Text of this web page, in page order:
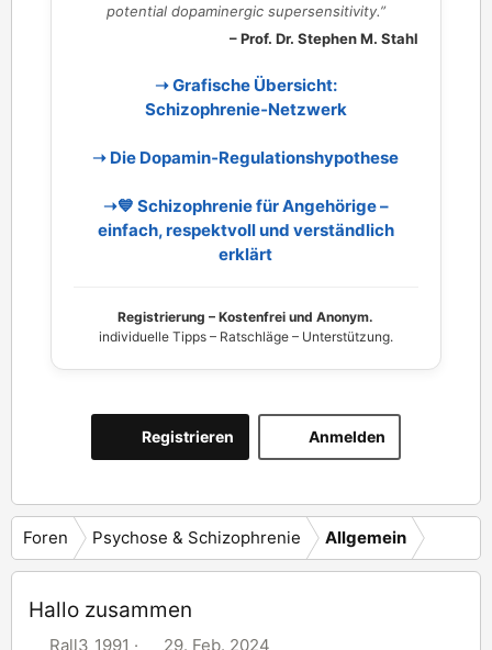
potential dopaminergic supersensitivity.”
– Prof. Dr. Stephen M. Stahl
➝ Grafische Übersicht:
Schizophrenie‑Netzwerk
➝ Die Dopamin‑Regulationshypothese
➝💙 Schizophrenie für Angehörige –
einfach, respektvoll und verständlich
erklärt
Registrierung – Kostenfrei und Anonym.
individuelle Tipps – Ratschläge – Unterstützung.
Anmelden
Registrieren
Foren Psychose & Schizophrenie Allgemein
Hallo zusammen
E
Rall3_1991
E
29. Feb. 2024